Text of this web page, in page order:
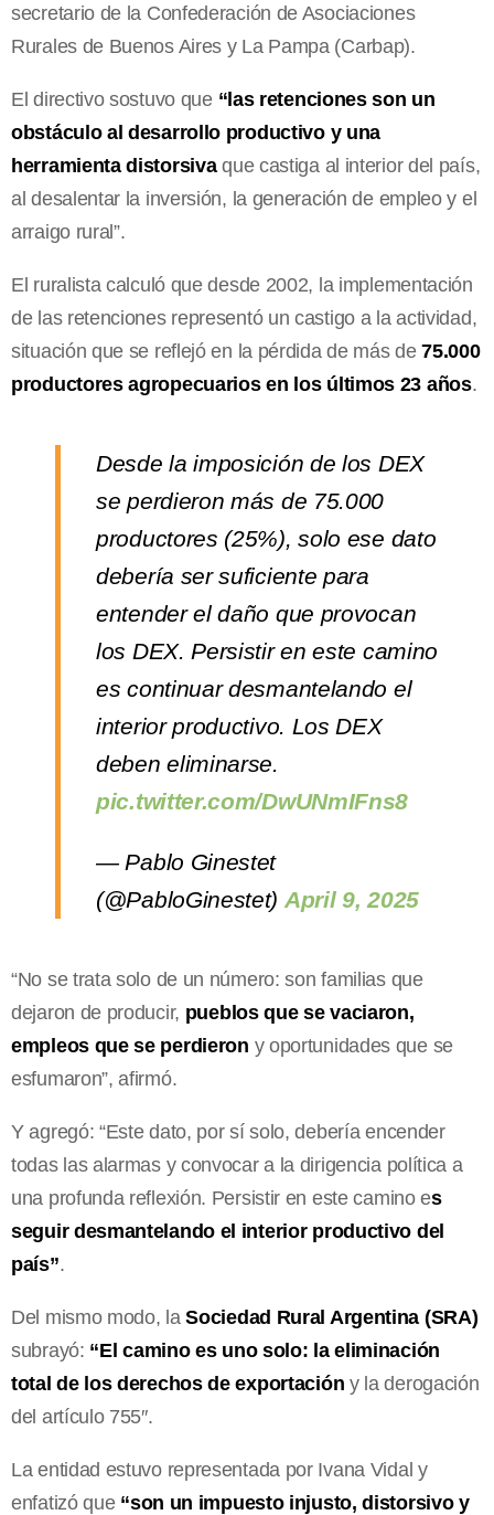
secretario de la Confederación de Asociaciones
Rurales de Buenos Aires y La Pampa (Carbap).
El directivo sostuvo que “las retenciones son un
obstáculo al desarrollo productivo y una
herramienta distorsivaque castiga al interior del país,
al desalentar la inversión, la generación de empleo y el
arraigo rural”.
El ruralista calculó que desde 2002, la implementación
de las retenciones representó un castigo a la actividad,
situación que se reflejó en la pérdida de más de75.000
productores agropecuarios en los últimos 23 años.
Desde la imposición de los DEX
se perdieron más de 75.000
productores (25%), solo ese dato
debería ser suficiente para
entender el daño que provocan
los DEX. Persistir en este camino
es continuar desmantelando el
interior productivo. Los DEX
deben eliminarse.
pic.twitter.com/DwUNmIFns8
— Pablo Ginestet
(@PabloGinestet) April 9, 2025
“No se trata solo de un número: son familias que
dejaron de producir, pueblos que se vaciaron,
empleos que se perdieron y oportunidades que se
esfumaron”, afirmó.
Y agregó: “Este dato, por sí solo, debería encender
todas las alarmas y convocar a la dirigencia política a
una profunda reflexión. Persistir en este camino es
seguir desmantelando el interior productivo del
país”.
Del mismo modo, laSociedad Rural Argentina (SRA)
subrayó: “El camino es uno solo: la eliminación
total de los derechos de exportación y la derogación
del artículo 755″.
La entidad estuvo representada por Ivana Vidal y
enfatizó que “son un impuesto injusto, distorsivo y